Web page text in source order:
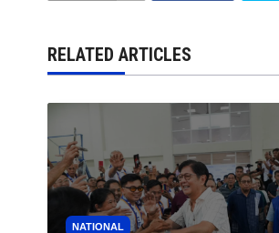
RELATED ARTICLES
NATIONAL